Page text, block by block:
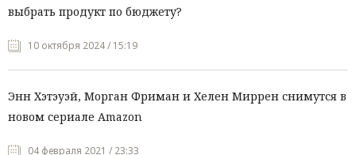
выбрать продукт по бюджету?
10 октября 2024 / 15:19
Энн Хэтэуэй, Морган Фриман и Хелен Миррен снимутся в
новом сериале Amazon
04 февраля 2021 / 23:33